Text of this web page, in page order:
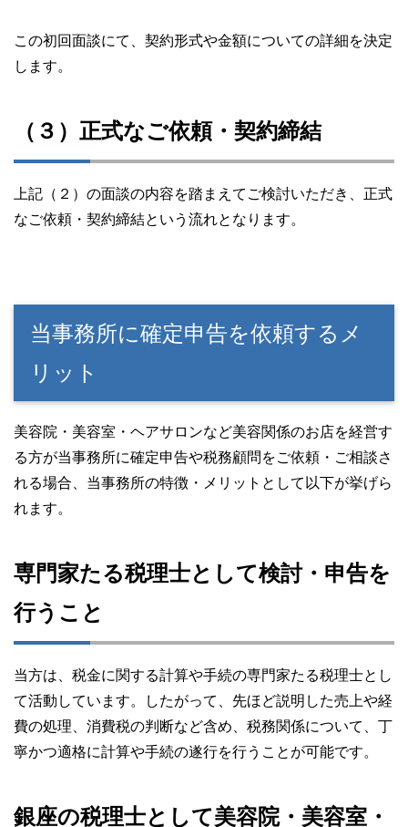
この初回面談にて、契約形式や金額についての詳細を決定
します。
（３）正式なご依頼・契約締結
上記（２）の面談の内容を踏まえてご検討いただき、正式
なご依頼・契約締結という流れとなります。
当事務所に確定申告を依頼するメ
リット
美容院・美容室・ヘアサロンなど美容関係のお店を経営す
る方が当事務所に確定申告や税務顧問をご依頼・ご相談さ
れる場合、当事務所の特徴・メリットとして以下が挙げら
れます。
専門家たる税理士として検討・申告を
行うこと
当方は、税金に関する計算や手続の専門家たる税理士とし
て活動しています。したがって、先ほど説明した売上や経
費の処理、消費税の判断など含め、税務関係について、丁
寧かつ適格に計算や手続の遂行を行うことが可能です。
銀座の税理士として美容院・美容室・